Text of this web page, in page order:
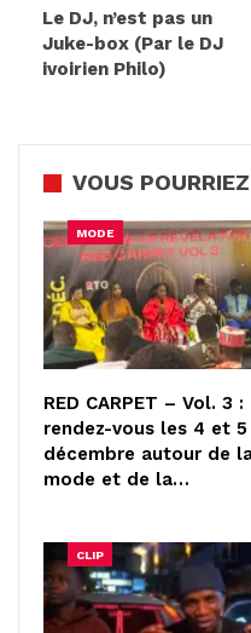
Le DJ, n’est pas un
Juke-box (Par le DJ
ivoirien Philo)
VOUS
MODE
RED CARPET – Vol. 3 :
rendez-vous les 4 et 5
décembre autour de
mode et de la…
CLIP